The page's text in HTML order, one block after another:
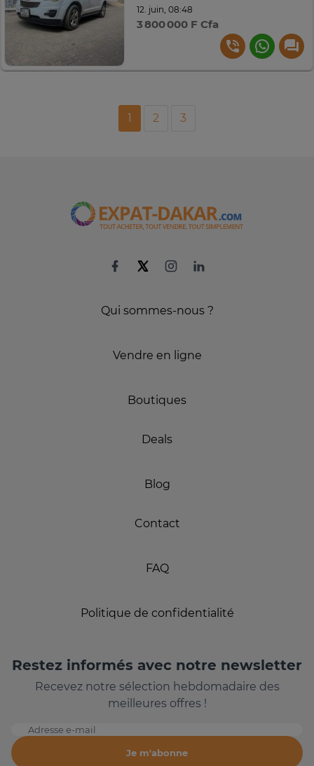
12. juin, 08:48
3 800 000 F Cfa
1 2 3
Qui sommes-nous ?
Vendre en ligne
Boutiques
Deals
Blog
Contact
FAQ
Politique de confidentialité
Restez informés avec notre newsletter
Recevez notre sélection hebdomadaire des
meilleures offres !
Adresse e-mail
Je m'abonne